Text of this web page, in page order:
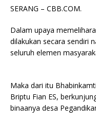
SERANG – CBB.COM.
Dalam upaya
dilakukan secara sendiri
seluruh elemen
Maka dari itu
Briptu Fian ES,
binaanya desa